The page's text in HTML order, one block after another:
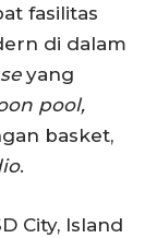
fasilitas
di dalam
yang
pool,
basket,
.
City, Island